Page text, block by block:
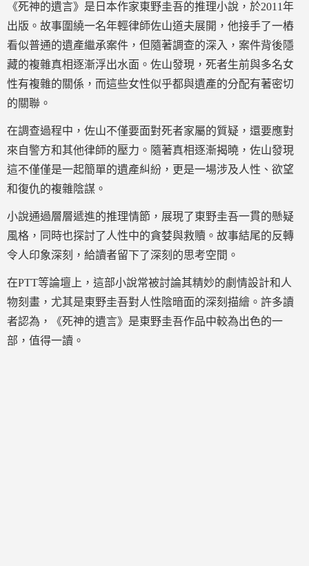
《死神的遺言》是日本作家東野圭吾的推理小說，於2011年
出版。故事圍繞一名年輕律師佐山道夫展開，他接手了一樁
看似普通的遺產繼承案件，但隨著調查的深入，案件背後隱
藏的複雜真相逐漸浮出水面。佐山發現，死者生前與多名女
性有複雜的關係，而這些女性似乎都與遺產的分配有著密切
的關聯。
在調查過程中，佐山不僅要面對死者家屬的質疑，還要應對
來自警方和其他律師的壓力。隨著真相逐漸揭曉，佐山發現
這不僅僅是一起簡單的遺產糾紛，更是一場涉及人性、欲望
和復仇的複雜陰謀。
小說通過層層遞進的推理情節，展現了東野圭吾一貫的懸疑
風格，同時也探討了人性中的貪婪與救贖。故事結尾的反轉
令人印象深刻，給讀者留下了深刻的思考空間。
在PTT等論壇上，這部小說常被討論其精妙的劇情設計和人
物刻畫，尤其是東野圭吾對人性陰暗面的深刻描繪。許多讀
者認為，《死神的遺言》是東野圭吾作品中較為出色的一
部，值得一讀。